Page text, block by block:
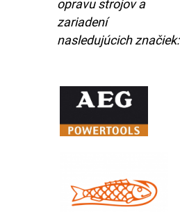
opravu strojov a
zariadení
nasledujúcich značiek: